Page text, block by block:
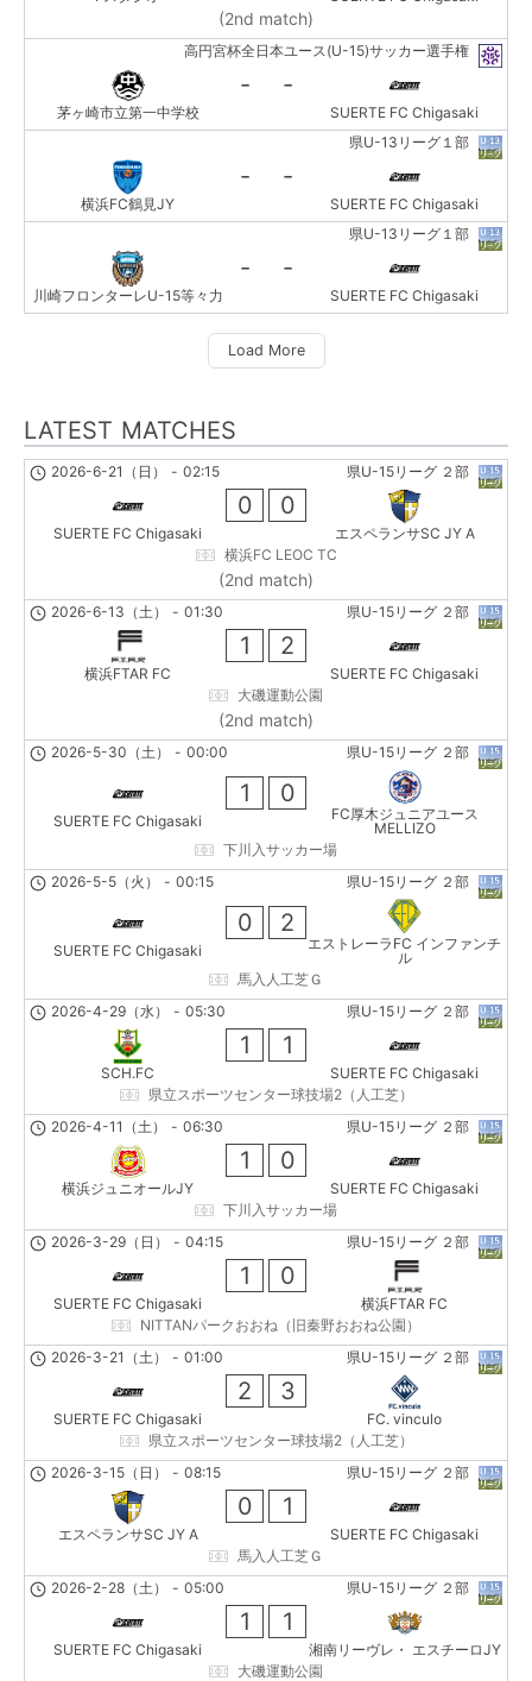
(2nd match)
高円宮杯全日本ユース(U-15)サッカー選手権
茅ヶ崎市立第一中学校
- -
SUERTE FC Chigasaki
県U-13リーグ１部
横浜FC鶴見JY
- -
SUERTE FC Chigasaki
県U-13リーグ１部
川崎フロンターレU-15等々力
- -
SUERTE FC Chigasaki
Load More
LATEST MATCHES
県U-15リーグ ２部
2026-6-21（日） - 02:15
SUERTE FC Chigasaki
0 0
エスペランサSC JY A
横浜FC LEOC TC
(2nd match)
県U-15リーグ ２部
2026-6-13（土） - 01:30
横浜FTAR FC
1 2
SUERTE FC Chigasaki
大磯運動公園
(2nd match)
県U-15リーグ ２部
2026-5-30（土） - 00:00
SUERTE FC Chigasaki
1 0
FC厚木ジュニアユース
MELLIZO
下川入サッカー場
県U-15リーグ ２部
2026-5-5（火） - 00:15
SUERTE FC Chigasaki
0 2
エストレーラFC インファンチ
ル
馬入人工芝Ｇ
県U-15リーグ ２部
2026-4-29（水） - 05:30
SCH.FC
1 1
SUERTE FC Chigasaki
県立スポーツセンター球技場2（人工芝）
県U-15リーグ ２部
2026-4-11（土） - 06:30
横浜ジュニオールJY
1 0
SUERTE FC Chigasaki
下川入サッカー場
県U-15リーグ ２部
2026-3-29（日） - 04:15
SUERTE FC Chigasaki
1 0
横浜FTAR FC
NITTANパークおおね（旧秦野おおね公園）
県U-15リーグ ２部
2026-3-21（土） - 01:00
SUERTE FC Chigasaki
2 3
FC. vinculo
県立スポーツセンター球技場2（人工芝）
県U-15リーグ ２部
2026-3-15（日） - 08:15
エスペランサSC JY A
0 1
SUERTE FC Chigasaki
馬入人工芝Ｇ
県U-15リーグ ２部
2026-2-28（土） - 05:00
SUERTE FC Chigasaki
1 1
湘南リーヴレ・ エスチーロJY
大磯運動公園